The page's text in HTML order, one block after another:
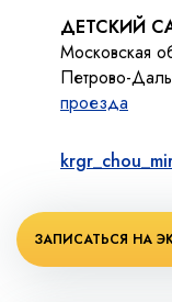
ДЕТСКИЙ
Московская
Петрово-
проезда
ЗАПИСАТЬСЯ НА